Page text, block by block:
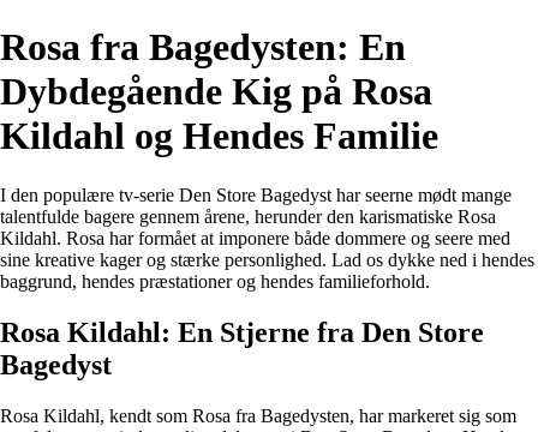
Rosa fra Bagedysten: En
Dybdegående Kig på Rosa
Kildahl og Hendes Familie
I den populære tv-serie Den Store Bagedyst har seerne mødt mange
talentfulde bagere gennem årene, herunder den karismatiske Rosa
Kildahl. Rosa har formået at imponere både dommere og seere med
sine kreative kager og stærke personlighed. Lad os dykke ned i hendes
baggrund, hendes præstationer og hendes familieforhold.
Rosa Kildahl: En Stjerne fra Den Store
Bagedyst
Rosa Kildahl, kendt som Rosa fra Bagedysten, har markeret sig som